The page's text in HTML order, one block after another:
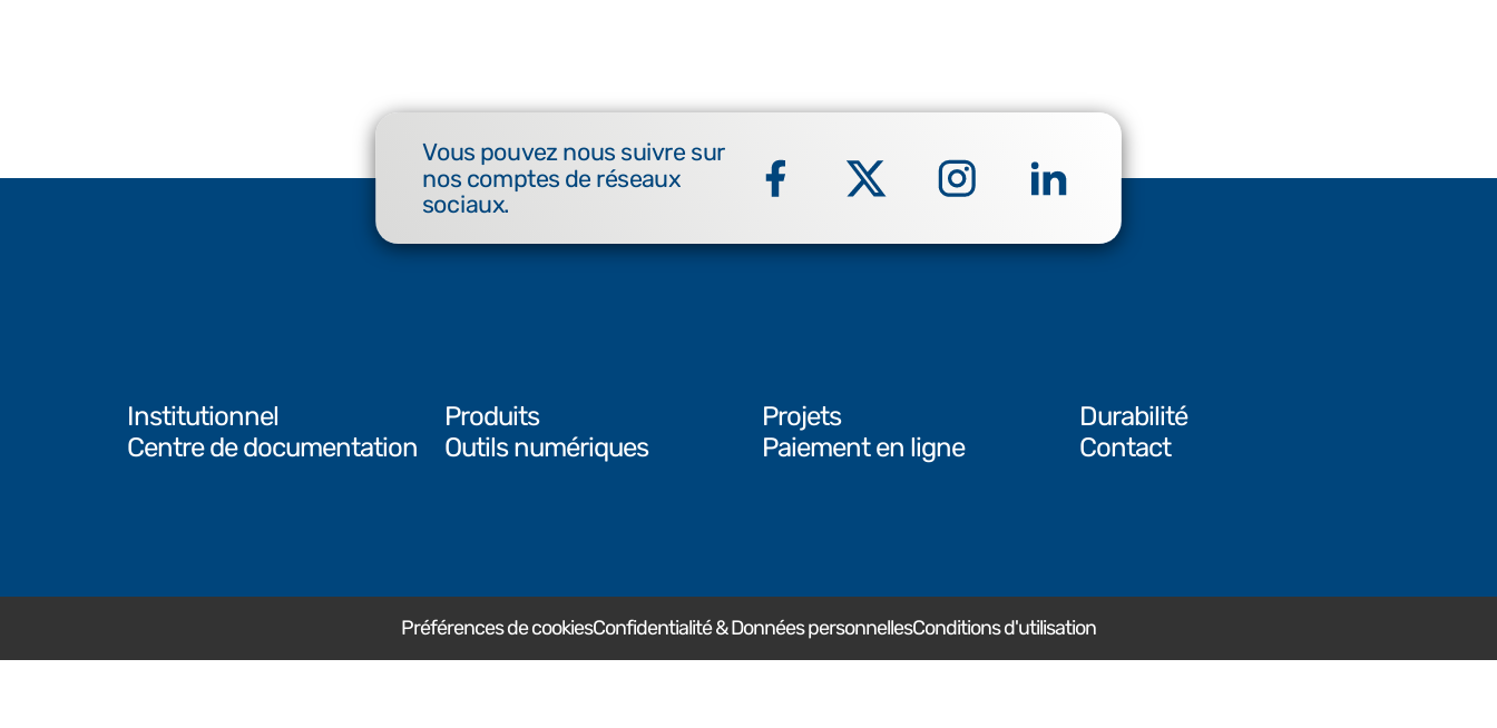
Vous pouvez nous suivre sur
nos comptes de réseaux
sociaux.
Institutionnel Produits Projets
Durabilité
Centre de documentation
Outils numériques Paiement en ligne Contact
Préférences de cookiesConfidentialité & Données personnellesConditions d'utilisation